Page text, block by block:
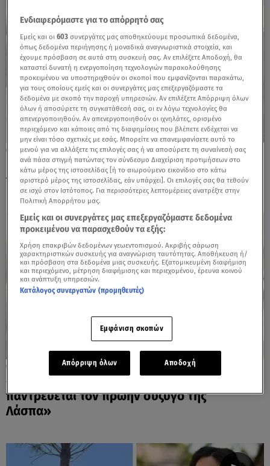
06.05.26, 09:52
Ηρώ Πεκτέση: «Ταιριάζουμε απόλυτα με
τον Νεκτάριο»- Τι είπε για τον γάμο
«Ηθοποιός από τον Άγιο Έρωτα
παντρεύεται τον πρώην σύζυγο της
Λάσπα»
Ενδιαφερόμαστε για το απόρρητό σας
Εμείς και οι603 συνεργάτες μας αποθηκεύουμε προσωπικά δεδομένα,
όπως δεδομένα περιήγησης ή μοναδικά αναγνωριστικά στοιχεία, και
έχουμε πρόσβαση σε αυτά στη συσκευή σας. Αν επιλέξετε Αποδοχή, θα
καταστεί δυνατή η ενεργοποίηση τεχνολογιών παρακολούθησης
προκειμένου να υποστηριχθούν οι σκοποί που εμφανίζονται παρακάτω,
για τους οποίους εμείς και οι συνεργάτες μας επεξεργαζόμαστε τα
δεδομένα με σκοπό την παροχή υπηρεσιών. Αν επιλέξετε Απόρριψη όλων
όλων ή αποσύρετε τη συγκατάθεσή σας, οι εν λόγω τεχνολογίες θα
απενεργοποιηθούν. Αν απενεργοποιηθούν οι ιχνηλάτες, ορισμένο
περιεχόμενο και κάποιες από τις διαφημίσεις που βλέπετε ενδέχεται να
μην είναι τόσο σχετικές με εσάς. Μπορείτε να επανεμφανίσετε αυτό το
μενού για να αλλάξετε τις επιλογές σας ή να αποσύρετε τη συναίνεσή σας
ανά πάσα στιγμή πατώντας τον σύνδεσμο Διαχείριση προτιμήσεων στο
κάτω μέρος της ιστοσελίδας [ή το αιωρούμενο εικονίδιο στο κάτω
αριστερό μέρος της ιστοσελίδας, εάν υπάρχει]. Οι επιλογές σας θα τεθούν
σε ισχύ στον Ιστότοπος. Για περισσότερες λεπτομέρειες ανατρέξτε στην
Πολιτική Απορρήτου μας.
Εμείς και οι συνεργάτες μας επεξεργαζόμαστε δεδομένα
προκειμένου να παρασχεθούν τα εξής:
Χρήση επακριβών δεδομένων γεωεντοπισμού. Ακριβής σάρωση
χαρακτηριστικών συσκευής για αναγνώριση ταυτότητας. Αποθήκευση ή/
και πρόσβαση στα δεδομένα μιας συσκευής. Εξατομικευμένη διαφήμιση
και περιεχόμενο, μέτρηση διαφήμισης και περιεχομένου, έρευνα κοινού
και ανάπτυξη υπηρεσιών.
Κατάλογος συνεργατών (προμηθευτές)
Εμφάνιση σκοπών
Απόρριψη όλων Αποδοχή